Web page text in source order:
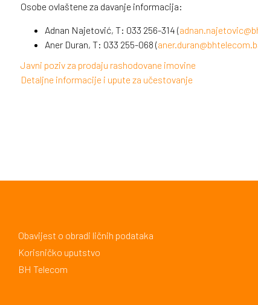
Osobe ovlaštene za davanje informacija:
Adnan Najetović, T: 033 256-314 (
Aner Duran, T: 033 255-068 (
Javni poziv za prodaju rashodovane imovine
Detaljne informacije i upute za učestovanje
Obavijest o obradi ličnih podataka
Korisničko uputstvo
BH Telecom